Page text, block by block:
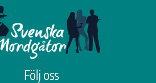
Följ oss